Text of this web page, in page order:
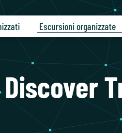
Escursioni organizzate